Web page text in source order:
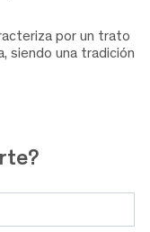
por un trato
siendo una tradición